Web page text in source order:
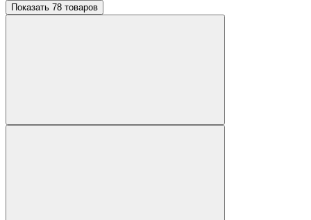
Показать 78 товаров